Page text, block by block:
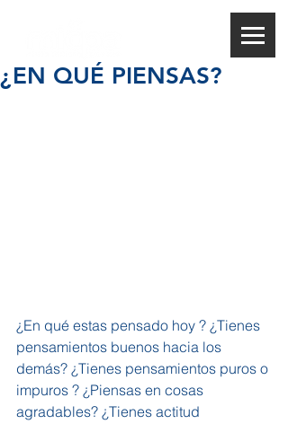
¿EN QUÉ PIENSAS?
¿En qué estas pensado hoy ? ¿Tienes
pensamientos buenos hacia los
demás? ¿Tienes pensamientos puros o
impuros ? ¿Piensas en cosas
agradables? ¿Tienes actitud